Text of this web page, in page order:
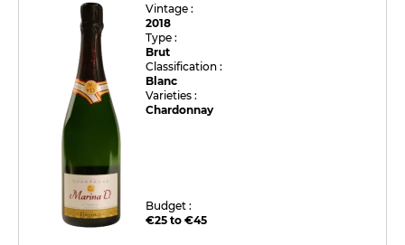
Vintage :
2018
Type :
Brut
Classification :
Blanc
Varieties :
Chardonnay
Budget :
€25 to €45